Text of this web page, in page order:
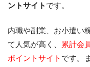
ントサイト です。
内職や副業、お小遣い
て人気が高く、
累計会
ポイントサイト です。